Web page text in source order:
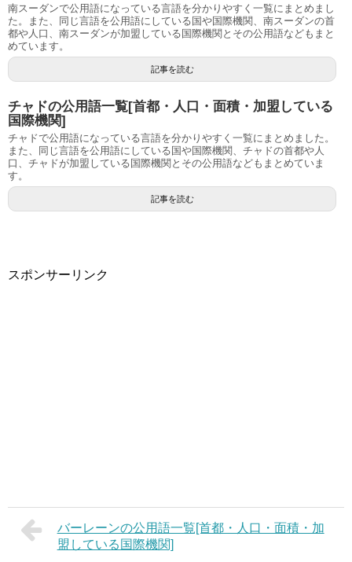
南スーダンで公用語になっている言語を分かりやすく一覧にまとめまし
た。また、同じ言語を公用語にしている国や国際機関、南スーダンの首
都や人口、南スーダンが加盟している国際機関とその公用語などもまと
めています。
記事を読む
チャドの公用語一覧[首都・人口・面積・加盟している
国際機関]
チャドで公用語になっている言語を分かりやすく一覧にまとめました。
また、同じ言語を公用語にしている国や国際機関、チャドの首都や人
口、チャドが加盟している国際機関とその公用語などもまとめていま
す。
記事を読む
スポンサーリンク
バーレーンの公用語一覧[首都・人口・面積・加
盟している国際機関]